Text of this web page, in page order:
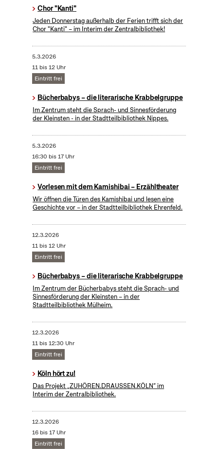
Chor "Kanti"
Jeden Donnerstag außerhalb der Ferien trifft sich der
Chor "Kanti" – im Interim der Zentralbibliothek!
5.3.2026
11 bis 12 Uhr
Eintritt frei
Bücherbabys – die literarische Krabbelgruppe
Im Zentrum steht die Sprach- und Sinnesförderung
der Kleinsten - in der Stadtteilbibliothek Nippes.
5.3.2026
16:30 bis 17 Uhr
Eintritt frei
Vorlesen mit dem Kamishibai – Erzähltheater
Wir öffnen die Türen des Kamishibai und lesen eine
Geschichte vor – in der Stadtteilbibliothek Ehrenfeld.
12.3.2026
11 bis 12 Uhr
Eintritt frei
Bücherbabys – die literarische Krabbelgruppe
Im Zentrum der Bücherbabys steht die Sprach- und
Sinnesförderung der Kleinsten – in der
Stadtteilbibliothek Mülheim.
12.3.2026
11 bis 12:30 Uhr
Eintritt frei
Köln hört zu!
Das Projekt „ZUHÖREN.DRAUSSEN.KÖLN“ im
Interim der Zentralbibliothek.
12.3.2026
16 bis 17 Uhr
Eintritt frei